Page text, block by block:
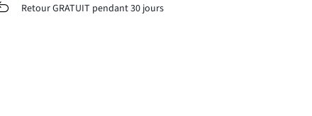
Retour GRATUIT pendant 30 jours